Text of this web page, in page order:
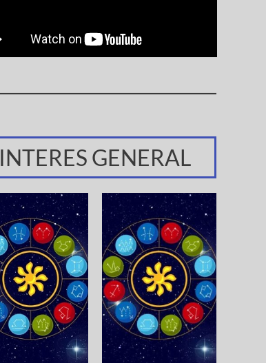
INTERES GENERAL